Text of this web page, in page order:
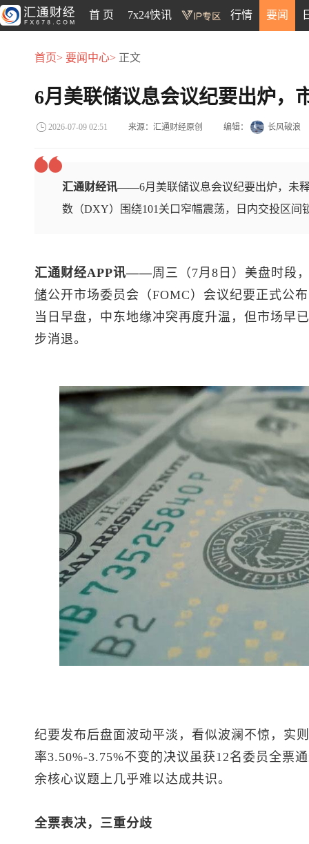
首 页 7x24快讯 行情 要闻
首页> 要闻中心> 正文
6月美联储议息会议纪要出炉，
2026-07-09 02:51 来源：汇通财经原创 编辑： 长风破浪
汇通财经讯——6月美联储议息会议纪要出炉，未
数（DXY）围绕101关口窄幅震荡，日内交投区间
汇通财经APP讯——周三（7月8日）美盘时段
储公开市场委员会（FOMC）会议纪要正式公
当日早盘，中东地缘冲突再度升温，但市场早
步消退。
纪要发布后盘面波动平淡，看似波澜不惊，实
率3.50%-3.75%不变的决议虽获12名委员全票
余核心议题上几乎难以达成共识。
全票表决，三重分歧